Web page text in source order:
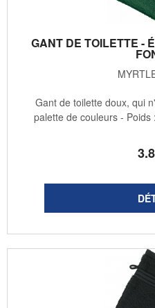
GANT DE TOILETTE -
3
Gant de toilette doux, qui
palette de couleurs -